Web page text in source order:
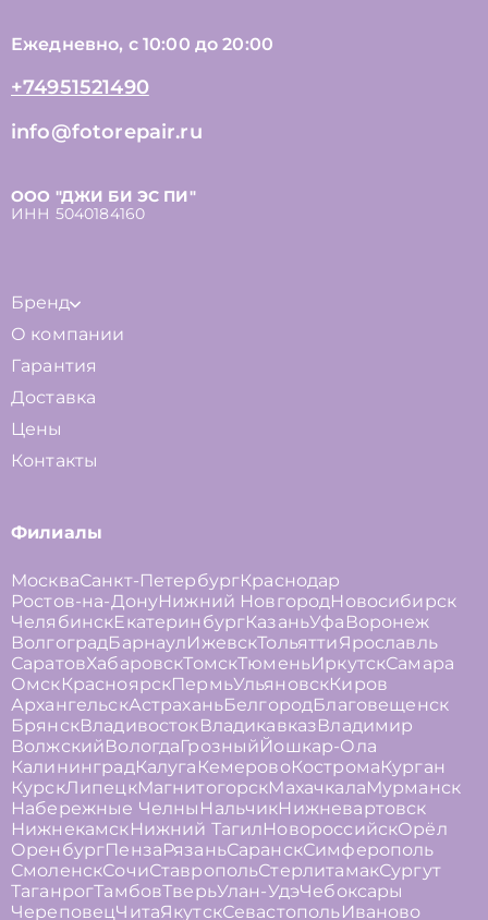
Ежедневно, с 10:00 до 20:00
+74951521490
info@fotorepair.ru
ООО "ДЖИ БИ ЭС ПИ"
ИНН 5040184160
Бренд
О компании
Гарантия
Доставка
Цены
Контакты
Филиалы
МоскваСанкт-ПетербургКраснодар
Ростов-на-ДонуНижний НовгородНовосибирск
ЧелябинскЕкатеринбургКазаньУфа Воронеж
ВолгоградБарнаулИжевскТольяттиЯрославль
СаратовХабаровскТомскТюменьИркутскСамара
ОмскКрасноярскПермьУльяновскКиров
АрхангельскАстраханьБелгородБлаговещенск
БрянскВладивостокВладикавказВладимир
ВолжскийВологдаГрозныйЙошкар-Ола
КалининградКалуга КемеровоКостромаКурган
КурскЛипецкМагнитогорскМахачкалаМурманск
Набережные Челны НальчикНижневартовск
НижнекамскНижний ТагилНовороссийскОрёл
ОренбургПензаРязаньСаранскСимферополь
СмоленскСочиСтавропольСтерлитамакСургут
ТаганрогТамбовТверьУлан-УдэЧебоксары
ЧереповецЧитаЯкутскСевастопольИваново